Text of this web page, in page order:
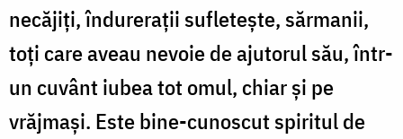
necăjiți, îndurerații sufletește, sărmanii,
toți care aveau nevoie de ajutorul său, într-
un cuvânt iubea tot omul, chiar și pe
vrăjmași. Este bine-cunoscut spiritul de